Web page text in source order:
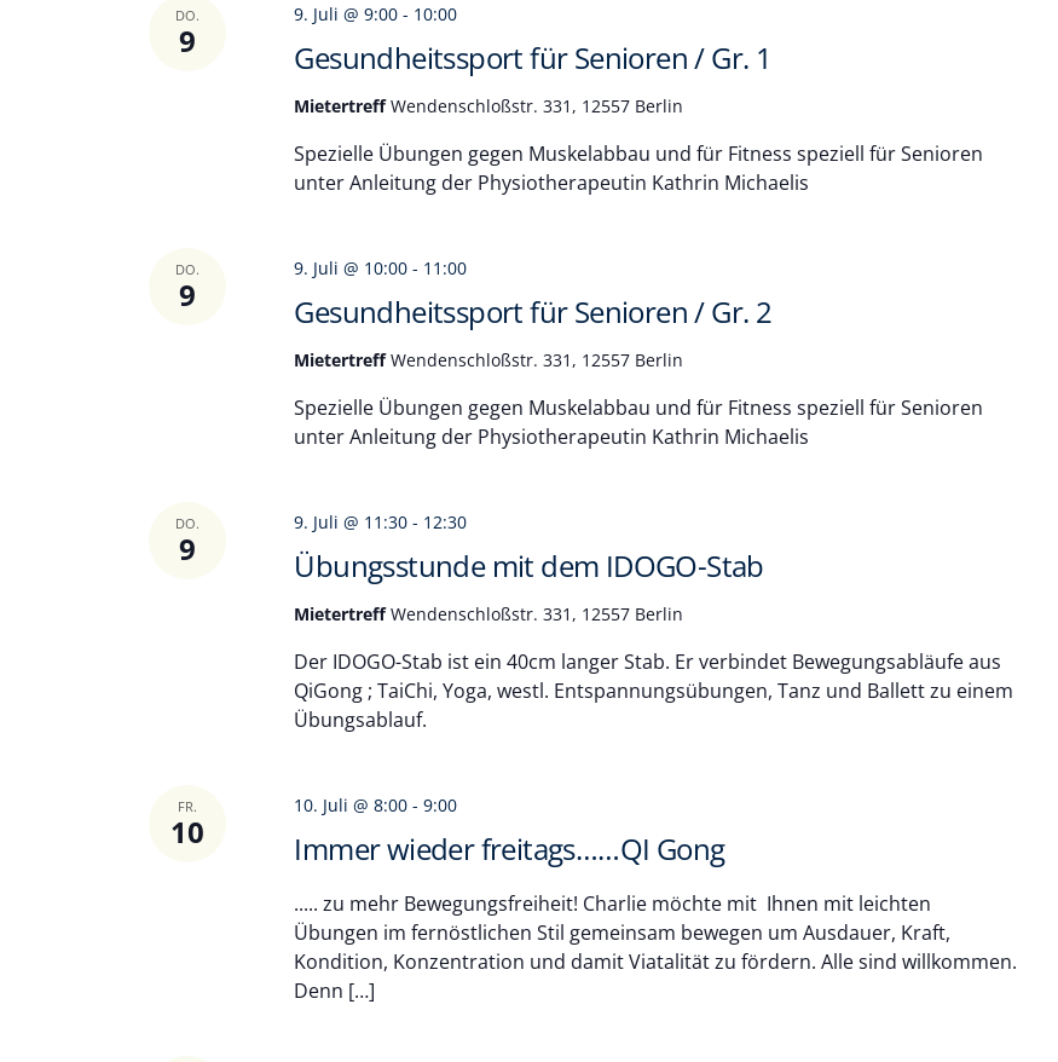
DO.
9 Gesundheitssport für Senioren / Gr. 1
9. Juli @ 9:00 - 10:00
MietertreffWendenschloßstr. 331, 12557 Berlin
Spezielle Übungen gegen Muskelabbau und für Fitness speziell für Senioren
unter Anleitung der Physiotherapeutin Kathrin Michaelis
DO.
9 Gesundheitssport für Senioren / Gr. 2
9. Juli @ 10:00 - 11:00
MietertreffWendenschloßstr. 331, 12557 Berlin
Spezielle Übungen gegen Muskelabbau und für Fitness speziell für Senioren
unter Anleitung der Physiotherapeutin Kathrin Michaelis
DO.
9 Übungsstunde mit dem IDOGO-Stab
9. Juli @ 11:30 - 12:30
MietertreffWendenschloßstr. 331, 12557 Berlin
Der IDOGO-Stab ist ein 40cm langer Stab. Er verbindet Bewegungsabläufe aus
QiGong ; TaiChi, Yoga, westl. Entspannungsübungen, Tanz und Ballett zu einem
Übungsablauf.
FR.
10 Immer wieder freitags……QI Gong
10. Juli @ 8:00 -9:00
..... zu mehr Bewegungsfreiheit! Charlie möchte mit Ihnen mit leichten
Übungen im fernöstlichen Stil gemeinsam bewegen um Ausdauer, Kraft,
Kondition, Konzentration und damit Viatalität zu fördern. Alle sind willkommen.
Denn […]